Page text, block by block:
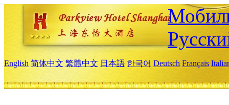
English 简体中文 繁體中文 日本語 한국어 Deutsch Français